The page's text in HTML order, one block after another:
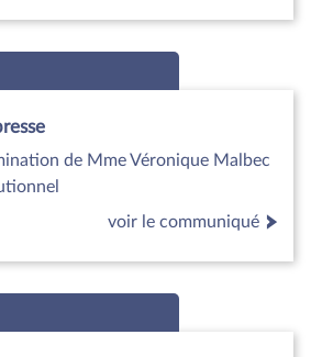
de Mme Véronique Malbec
voir le communiqué